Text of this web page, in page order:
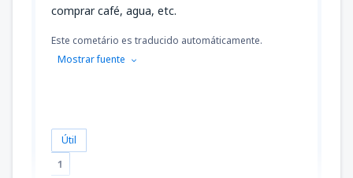
comprar café, agua, etc.
Este cometário es traducido automáticamente.
Mostrar fuente
Útil
1